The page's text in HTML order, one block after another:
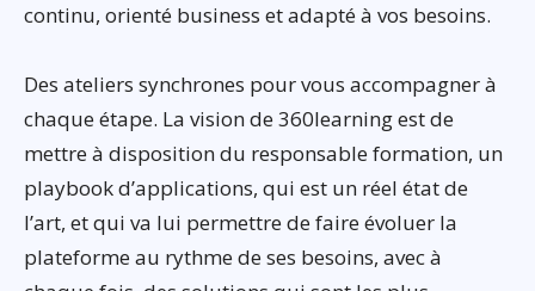
continu, orienté business et adapté à vos besoins.
Des ateliers synchrones pour vous accompagner à
chaque étape. La vision de 360learning est de
mettre à disposition du responsable formation, un
playbook d’applications, qui est un réel état de
l’art, et qui va lui permettre de faire évoluer la
plateforme au rythme de ses besoins, avec à